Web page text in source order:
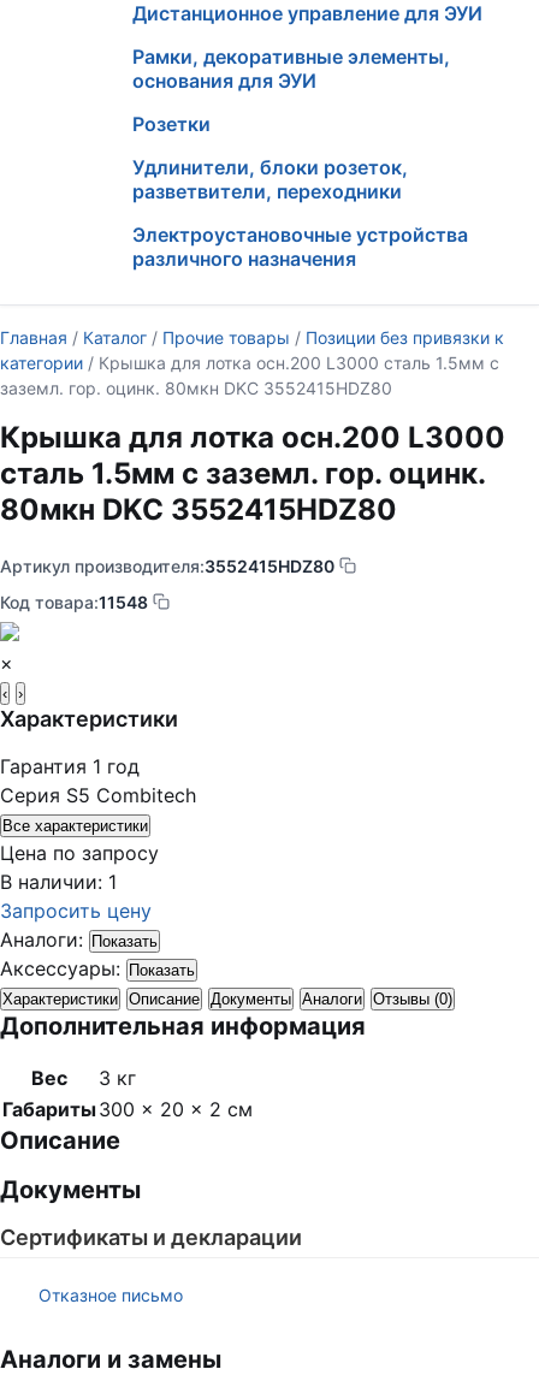
Дистанционное управление для ЭУИ
Рамки, декоративные элементы,
основания для ЭУИ
Розетки
Удлинители, блоки розеток,
разветвители, переходники
Электроустановочные устройства
различного назначения
Главная / Каталог / Прочие товары / Позиции без привязки к
категории / Крышка для лотка осн.200 L3000 сталь 1.5мм с
заземл. гор. оцинк. 80мкн DKC 3552415HDZ80
Крышка для лотка осн.200 L3000
сталь 1.5мм с заземл. гор. оцинк.
80мкн DKC 3552415HDZ80
Артикул производителя:3552415HDZ80
Код товара:11548
×
‹ ›
Характеристики
Гарантия 1 год
Серия S5 Combitech
Все характеристики
Цена по запросу
В наличии: 1
Запросить цену
Аналоги: Показать
Аксессуары: Показать
Характеристики Описание Документы Аналоги Отзывы (0)
Дополнительная информация
Вес
3 кг
Габариты300 × 20 × 2 см
Описание
Документы
Сертификаты и декларации
Отказное письмо
Аналоги и замены